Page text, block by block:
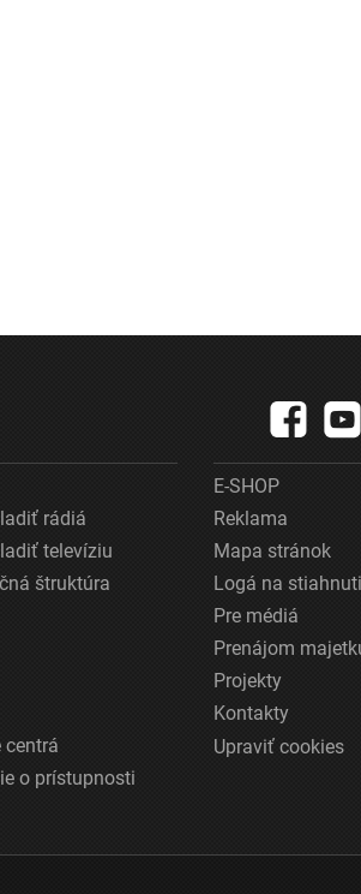
rádiá
televíziu
štruktúra
centrá
o prístupnosti
E-SHOP
Reklama
Mapa stránok
Logá na
Pre médiá
Prenájom
Projekty
Kontakty
Upraviť cookies